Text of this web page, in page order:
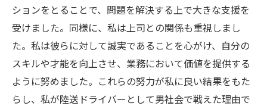
ションをとることで、問題を解決する上で大きな支援を
受けました。同様に、私は上司との関係も重視しまし
た。私は彼らに対して誠実であることを心がけ、自分の
スキルや才能を向上させ、業務において価値を提供する
ように努めました。これらの努力が私に良い結果をもた
らし、私が陸送ドライバーとして男社会で戦えた理由で